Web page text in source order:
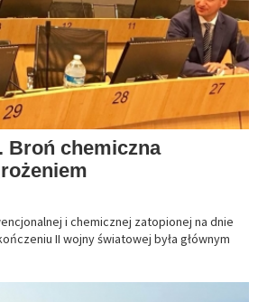
Broń chemiczna
i chemicznej zatopionej na dnie
II wojny światowej była głównym